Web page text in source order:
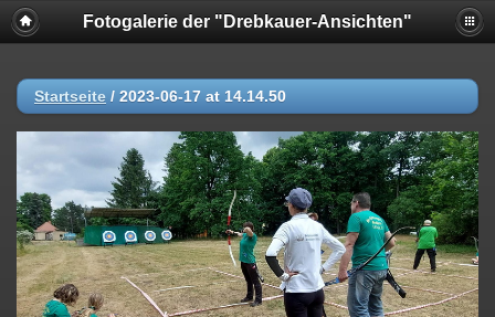
Fotogalerie der "Drebkauer-Ansichten"
Startseite / 2023-06-17 at 14.14.50